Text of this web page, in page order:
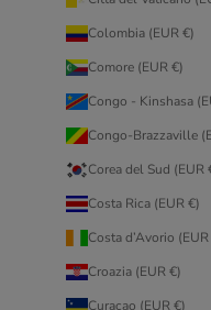
Colombia (EUR €)
Comore (EUR €)
Congo - Kinshasa
Congo-Brazzaville
Corea del Sud (EUR
Costa Rica (EUR €)
Costa d’Avorio
Croazia (EUR €)
Curaçao (EUR €)